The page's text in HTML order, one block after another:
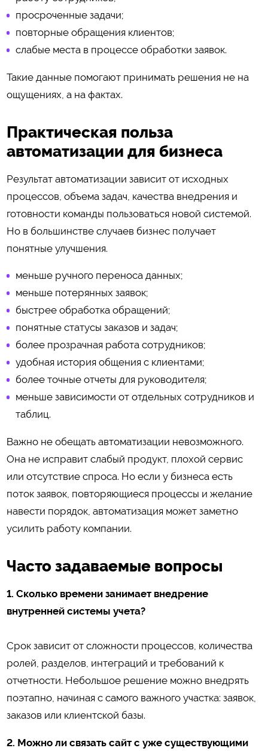
просроченные задачи;
повторные обращения клиентов;
слабые места в процессе обработки заявок.
Такие данные помогают принимать решения не на
ощущениях, а на фактах.
Практическая польза
автоматизации для бизнеса
Результат автоматизации зависит от исходных
процессов, объема задач, качества внедрения и
готовности команды пользоваться новой системой.
Но в большинстве случаев бизнес получает
понятные улучшения.
меньше ручного переноса данных;
меньше потерянных заявок;
быстрее обработка обращений;
понятные статусы заказов и задач;
более прозрачная работа сотрудников;
удобная история общения с клиентами;
более точные отчеты для руководителя;
меньше зависимости от отдельных сотрудников и
таблиц.
Важно не обещать автоматизации невозможного.
Она не исправит слабый продукт, плохой сервис
или отсутствие спроса. Но если у бизнеса есть
поток заявок, повторяющиеся процессы и желание
навести порядок, автоматизация может заметно
усилить работу компании.
Часто задаваемые вопросы
1. Сколько времени занимает внедрение
внутренней системы учета?
Срок зависит от сложности процессов, количества
ролей, разделов, интеграций и требований к
отчетности. Небольшое решение можно внедрять
поэтапно, начиная с самого важного участка: заявок,
заказов или клиентской базы.
2. Можно ли связать сайт с уже существующими